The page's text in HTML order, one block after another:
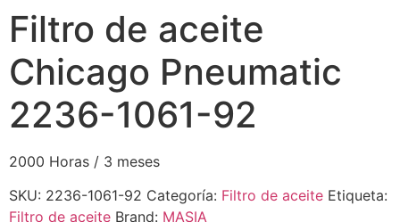
Filtro de aceite
Chicago Pneumatic
2236-1061-92
2000 Horas / 3 meses
SKU: 2236-1061-92 Categoría: Filtro de aceite Etiqueta:
Filtro de aceite Brand: MASIA